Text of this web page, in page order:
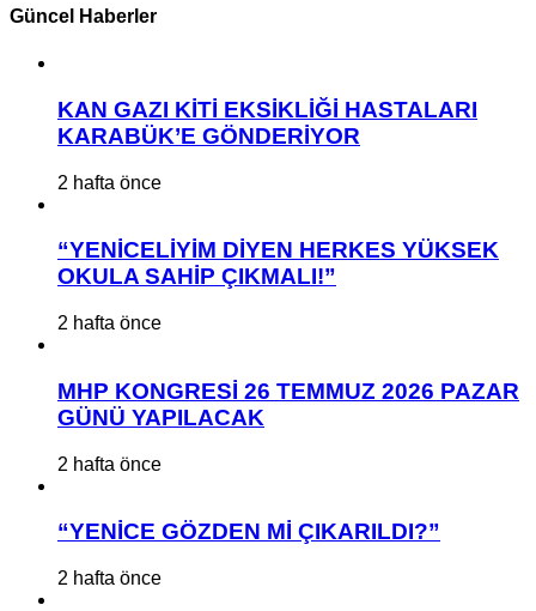
Güncel Haberler
KAN GAZI KİTİ EKSİKLİĞİ HASTALARI
KARABÜK’E GÖNDERİYOR
2 hafta önce
“YENİCELİYİM DİYEN HERKES YÜKSEK
OKULA SAHİP ÇIKMALI!”
2 hafta önce
MHP KONGRESİ 26 TEMMUZ 2026 PAZAR
GÜNÜ YAPILACAK
2 hafta önce
“YENİCE GÖZDEN Mİ ÇIKARILDI?”
2 hafta önce